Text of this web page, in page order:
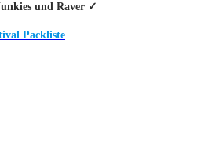
und Raver ✓
Packliste